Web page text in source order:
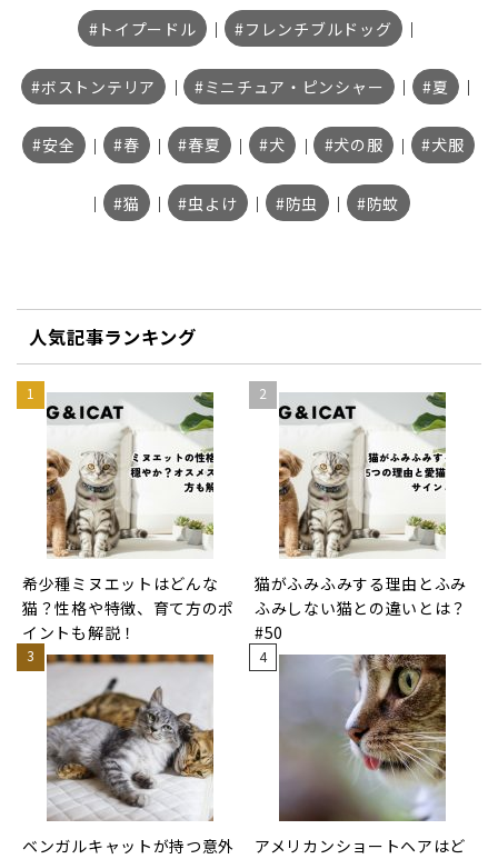
トイプードル ｜ フレンチブルドッグ ｜
ボストンテリア ｜ ミニチュア・ピンシャー ｜ 夏 ｜
安全 ｜ 春 ｜ 春夏 ｜ 犬 ｜ 犬の服 ｜ 犬服
｜ 猫 ｜ 虫よけ ｜ 防虫 ｜ 防蚊
人気記事ランキング
希少種ミヌエットはどんな
猫？性格や特徴、育て方のポ
イントも解説！
猫がふみふみする理由とふみ
ふみしない猫との違いとは？
#50
ベンガルキャットが持つ意外
アメリカンショートヘアはど